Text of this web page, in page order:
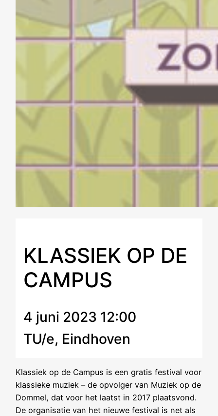
KLASSIEK OP DE
CAMPUS
4 juni 2023 12:00
TU/e, Eindhoven
Klassiek op de Campus is een gratis festival voor
klassieke muziek – de opvolger van Muziek op de
Dommel, dat voor het laatst in 2017 plaatsvond.
De organisatie van het nieuwe festival is net als